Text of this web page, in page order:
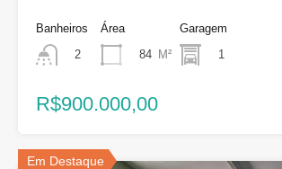
Banheiros
2
Área
84 M²
Garagem
1
R$900.000,00
Em Destaque